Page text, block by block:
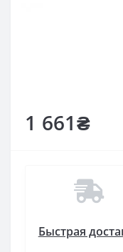
1 661₴
Быстрая